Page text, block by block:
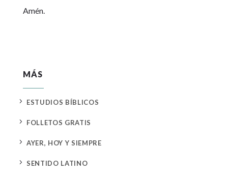
Amén.
MÁS
5 ESTUDIOS BÍBLICOS
5 FOLLETOS GRATIS
5 AYER, HOY Y SIEMPRE
5 SENTIDO LATINO